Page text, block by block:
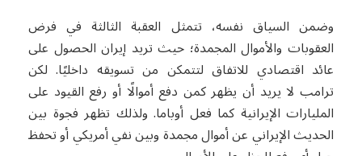
وضمن السياق نفسه، تتمثل العقبة الثالثة في فرض
العقوبات والأموال المجمدة؛ حيث تريد إيران الحصول على
عائد اقتصادي للاتفاق لتتمكن من تسويقه داخليًا. لكن
ترامب لا يريد أن يظهر كمن دفع أموالًا أو رفع القيود على
المليارات الإيرانية كما فعل أوباما. ولذلك تظهر فجوة بين
الحديث الإيراني عن أموال مجمدة وبين نفي أمريكي أو تحفظ